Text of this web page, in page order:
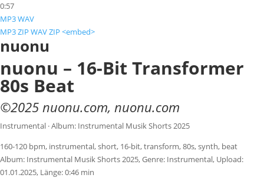
0:57
MP3WAV
MP3 ZIP WAV ZIP <embed>
nuonu
nuonu – 16-Bit Transformer
80s Beat
©2025 nuonu.com, nuonu.com
Instrumental · Album: Instrumental Musik Shorts 2025
160-120 bpm, instrumental, short, 16-bit, transform, 80s, synth, beat
Album: Instrumental Musik Shorts 2025, Genre: Instrumental, Upload:
01.01.2025, Länge:0:46 min